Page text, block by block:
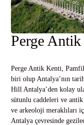
Perge
Perge Antik Kenti,
biri olup Antalya’nın
Hill Antalya’den kolay
sütunlu caddeleri ve
ve arkeoloji meraklıları
Antalya çevresinde